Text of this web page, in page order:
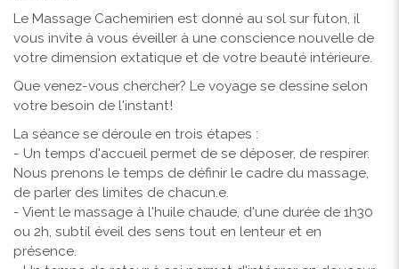
Le Massage Cachemirien est donné au sol sur futon, il
vous invite à vous éveiller à une conscience nouvelle de
votre dimension extatique et de votre beauté intérieure.
Que venez-vous chercher? Le voyage se dessine selon
votre besoin de l'instant!
La séance se déroule en trois étapes :
- Un temps d'accueil permet de se déposer, de respirer.
Nous prenons le temps de définir le cadre du massage,
de parler des limites de chacun.e.
- Vient le massage à l'huile chaude, d'une durée de 1h30
ou 2h, subtil éveil des sens tout en lenteur et en
présence.